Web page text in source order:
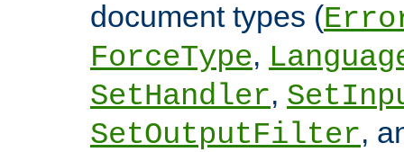
document types (
ForceType,
SetHandler,
SetOutputFilter,